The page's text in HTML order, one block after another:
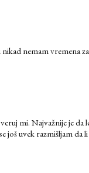
nemam vremena
mi. Najvažnije je da
još uvek razmišljam da li